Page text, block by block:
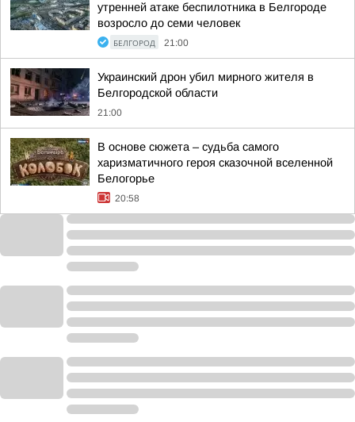
утренней атаке беспилотника в Белгороде
возросло до семи человек
БЕЛГОРОД 21:00
Украинский дрон убил мирного жителя в
Белгородской области
21:00
В основе сюжета – судьба самого
харизматичного героя сказочной вселенной
Белогорье
20:58